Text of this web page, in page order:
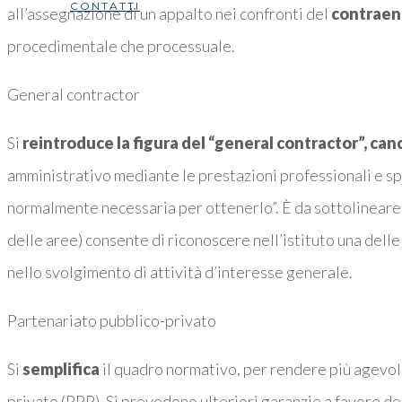
CONTATTI
all’assegnazione di un appalto nei confronti del
procedimentale che processuale.
General contractor
Si reintroduce la figura del “general contractor”,
amministrativo mediante le prestazioni professionali e
normalmente necessaria per ottenerlo”. È da
delle aree) consente di riconoscere nell’istituto una
nello svolgimento di attività d’interesse generale.
Partenariato pubblico-privato
Si semplifica il quadro normativo, per rendere più